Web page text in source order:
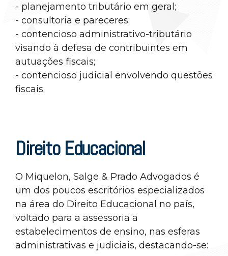
- planejamento tributário em geral;
- consultoria e pareceres;
- contencioso administrativo-tributário
visando à defesa de contribuintes em
autuações fiscais;
- contencioso judicial envolvendo questões
fiscais.
Direito Educacional
O Miquelon, Salge & Prado Advogados é
um dos poucos escritórios especializados
na área do Direito Educacional no país,
voltado para a assessoria a
estabelecimentos de ensino, nas esferas
administrativas e judiciais, destacando-se: